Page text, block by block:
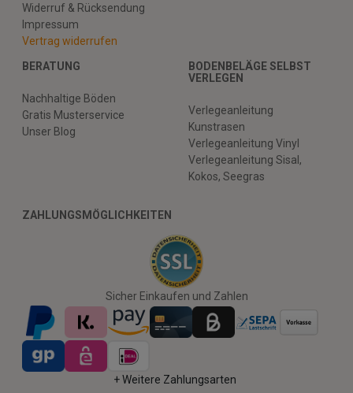
Widerruf & Rücksendung
Impressum
Vertrag widerrufen
BERATUNG
Nachhaltige Böden
Gratis Musterservice
Unser Blog
BODENBELÄGE SELBST
VERLEGEN
Verlegeanleitung
Kunstrasen
Verlegeanleitung Vinyl
Verlegeanleitung Sisal,
Kokos, Seegras
ZAHLUNGSMÖGLICHKEITEN
Sicher Einkaufen und Zahlen
+ Weitere Zahlungsarten